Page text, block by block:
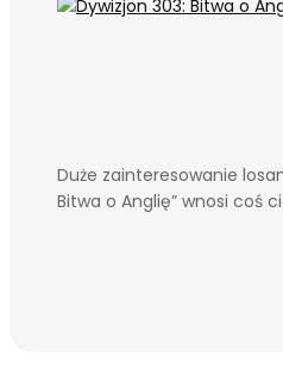
Duże zainteresowanie
Bitwa o Anglię” wnosi coś